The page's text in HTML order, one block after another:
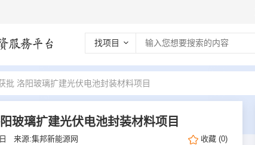
找项目
批 洛阳玻璃扩建光伏电池封装材料项目
玻璃扩建光伏电池封装材料项目
来源:集邦新能源网 收藏 (0)